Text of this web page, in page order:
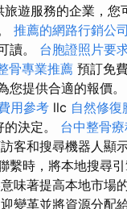
遊服務的企業，
推薦的網路行銷公司
讀。 台胞證照片要
骨專業推薦 預訂免
您提供合適的報價。
用參考 llc 自然修復
決定。 台中整骨
客和搜尋機器人顯
繫時，將本地搜尋
味著提高本地市場
變革並將資源分配